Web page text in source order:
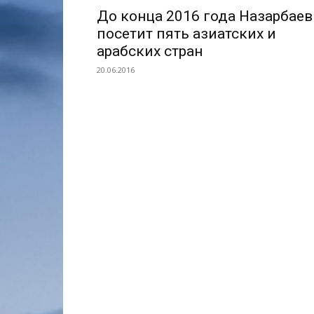
До конца 2016 года Назарбаев
посетит пять азиатских и
арабских стран
20.06.2016